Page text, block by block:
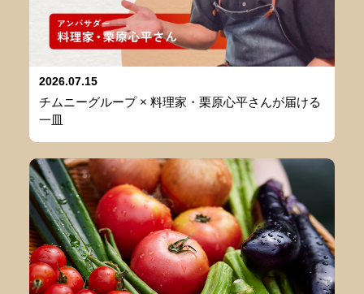
2026.07.15
チムニーグループ × 料理家・栗原心平さんが届ける
一皿